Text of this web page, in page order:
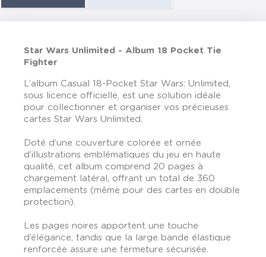
Star Wars Unlimited - Album 18 Pocket Tie
Fighter
L’album Casual 18-Pocket Star Wars: Unlimited,
sous licence officielle, est une solution idéale
pour collectionner et organiser vos précieuses
cartes Star Wars Unlimited.
Doté d’une couverture colorée et ornée
d’illustrations emblématiques du jeu en haute
qualité, cet album comprend 20 pages à
chargement latéral, offrant un total de 360
emplacements (même pour des cartes en double
protection).
Les pages noires apportent une touche
d’élégance, tandis que la large bande élastique
renforcée assure une fermeture sécurisée.